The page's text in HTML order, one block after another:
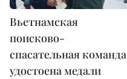
Вьетнамская
поисково-
спасательная команда
удостоена медали